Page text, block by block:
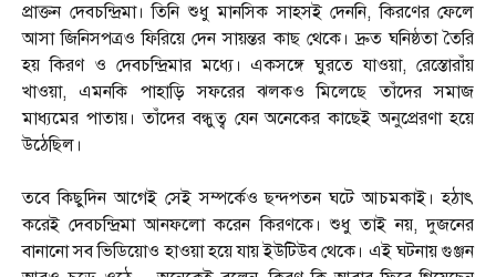
প্রাক্তন দেবচন্দ্রিমা। তিনি শুধু মানসিক সাহসই দেননি, কিরণের ফেলে
আসা জিনিসপত্রও ফিরিয়ে দেন সায়ন্তর কাছ থেকে। দ্রুত ঘনিষ্ঠতা তৈরি
হয় কিরণ ও দেবচন্দ্রিমার মধ্যে। একসঙ্গে ঘুরতে যাওয়া, রেস্তোরাঁয়
খাওয়া, এমনকি পাহাড়ি সফরের ঝলকও মিলেছে তাঁদের সমাজ
মাধ্যমের পাতায়। তাঁদের বন্ধুত্ব যেন অনেকের কাছেই অনুপ্রেরণা হয়ে
উঠেছিল।
তবে কিছুদিন আগেই সেই সম্পর্কেও ছন্দপতন ঘটে আচমকাই। হঠাৎ
করেই দেবচন্দ্রিমা আনফলো করেন কিরণকে। শুধু তাই নয়, দুজনের
বানানো সব ভিডিয়োও হাওয়া হয়ে যায় ইউটিউব থেকে। এই ঘটনায় গুঞ্জন